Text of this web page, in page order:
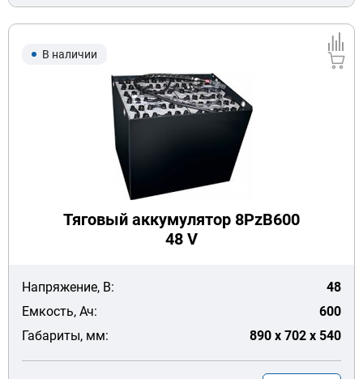
В наличии
Тяговый аккумулятор 8PzB600
48 V
Напряжение, В:
48
Емкость, Ач:
600
Габариты, мм:
890 x 702 x 540